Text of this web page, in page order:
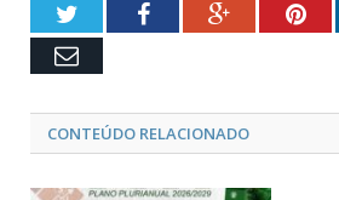
TwitterFacebookGoogle+
Email
CONTEÚDO RELACIONADO